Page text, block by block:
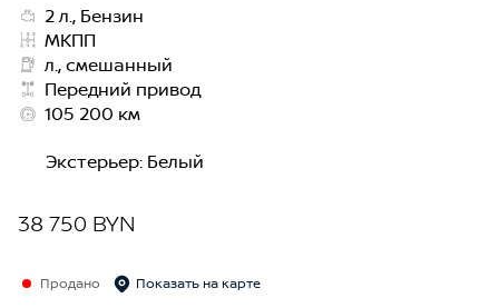
2 л., Бензин
МКПП
л., смешанный
Передний привод
105 200 км
Экстерьер: Белый
38 750 BYN
Продано Показать на карте